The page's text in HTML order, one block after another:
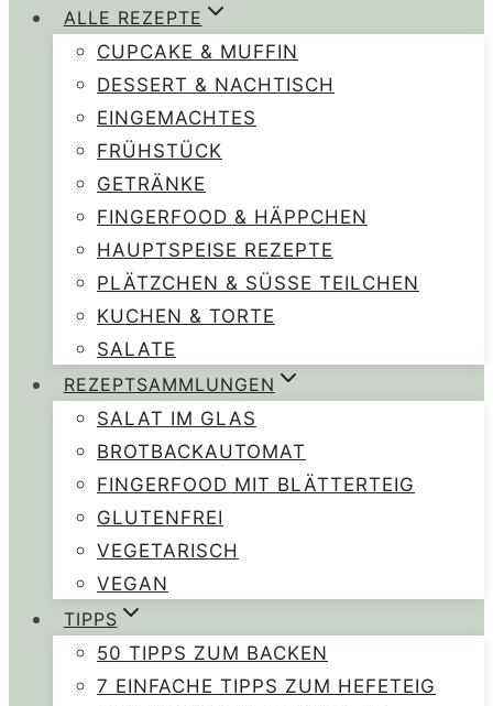
ALLE REZEPTE
CUPCAKE & MUFFIN
DESSERT & NACHTISCH
EINGEMACHTES
FRÜHSTÜCK
GETRÄNKE
FINGERFOOD & HÄPPCHEN
HAUPTSPEISE REZEPTE
PLÄTZCHEN & SÜSSE TEILCHEN
KUCHEN & TORTE
SALATE
REZEPTSAMMLUNGEN
SALAT IM GLAS
BROTBACKAUTOMAT
FINGERFOOD MIT BLÄTTERTEIG
GLUTENFREI
VEGETARISCH
VEGAN
TIPPS
50 TIPPS ZUM BACKEN
7 EINFACHE TIPPS ZUM HEFETEIG